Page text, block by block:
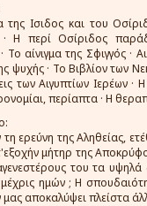
Ισιδος και του
· Η περί Οσίριδος
Το αίνιγμα της Σφιγγός
ψυχής · Το Βιβλίον των
των Αιγυπτίων Ιερέων
περίαπτα · Η
τη ερεύνη της Αληθείας,
μήτηρ της
του τα
ημών ; Η
μας αποκαλύψει πλείστα